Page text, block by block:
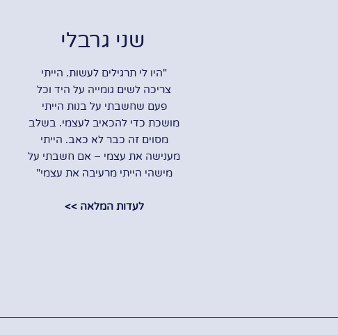
שני גרבלי
"היו לי תרגילים לעשות. הייתי
צריכה לשים גומייה על היד וכל
פעם שחשבתי על בנות הייתי
מושכת כדי להכאיב לעצמי. בשלב
מסוים זה כבר לא כאב. הייתי
מענישה את עצמי – אם חשבתי על
מישהי הייתי מרעיבה את עצמי"
לעדות המלאה >>